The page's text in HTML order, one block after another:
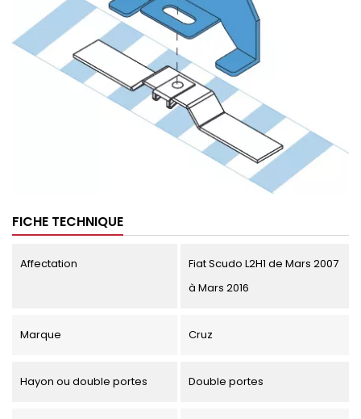
FICHE TECHNIQUE
Affectation
Fiat Scudo L2H1 de Mars 2007
à Mars 2016
Marque Cruz
Hayon ou double portes Double portes